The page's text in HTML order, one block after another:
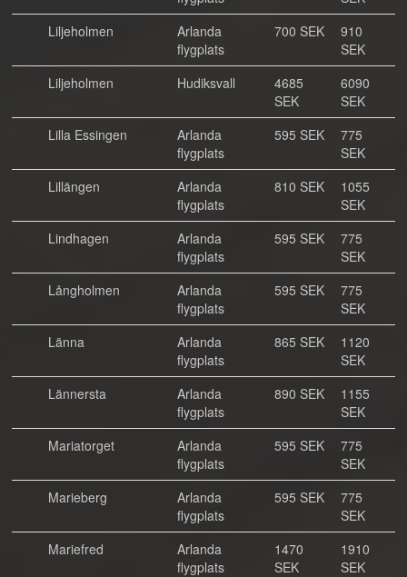
Liljeholmen
Arlanda
flygplats
700 SEK
910
SEK
Liljeholmen
Hudiksvall
4685
SEK
6090
SEK
Lilla Essingen
Arlanda
flygplats
595 SEK
775
SEK
Lillängen
Arlanda
flygplats
810 SEK
1055
SEK
Lindhagen
Arlanda
flygplats
595 SEK
775
SEK
Långholmen
Arlanda
flygplats
595 SEK
775
SEK
Länna
Arlanda
flygplats
865 SEK
1120
SEK
Lännersta
Arlanda
flygplats
890 SEK
1155
SEK
Mariatorget
Arlanda
flygplats
595 SEK
775
SEK
Marieberg
Arlanda
flygplats
595 SEK
775
SEK
Mariefred
Arlanda
flygplats
1470
SEK
1910
SEK